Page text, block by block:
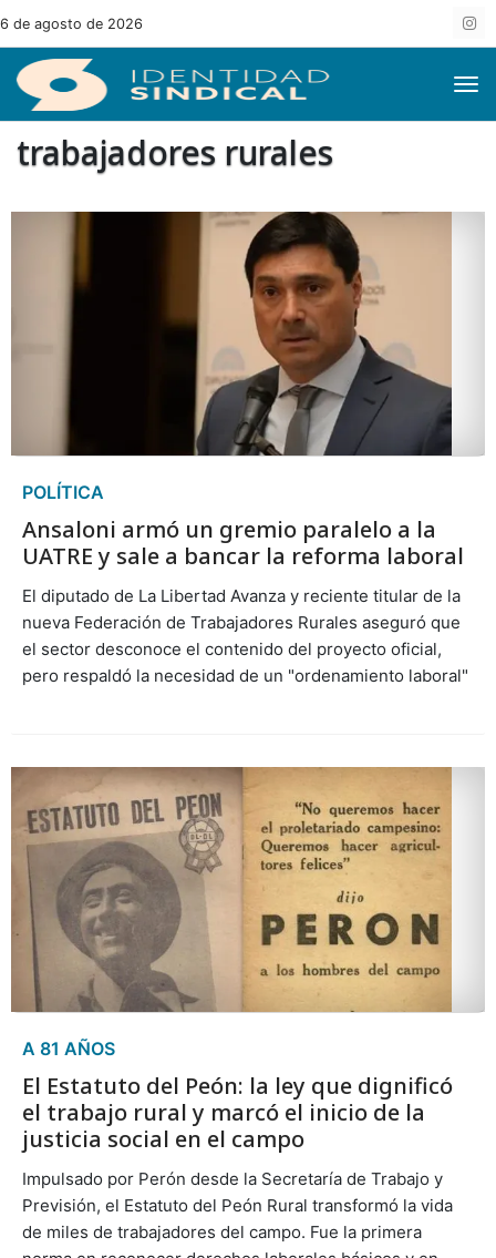
6 de agosto de 2026
trabajadores rurales
POLÍTICA
Ansaloni armó un gremio paralelo a la
UATRE y sale a bancar la reforma laboral
El diputado de La Libertad Avanza y reciente titular de la
nueva Federación de Trabajadores Rurales aseguró que
el sector desconoce el contenido del proyecto oficial,
pero respaldó la necesidad de un "ordenamiento laboral"
A 81 AÑOS
El Estatuto del Peón: la ley que dignificó
el trabajo rural y marcó el inicio de la
justicia social en el campo
Impulsado por Perón desde la Secretaría de Trabajo y
Previsión, el Estatuto del Peón Rural transformó la vida
de miles de trabajadores del campo. Fue la primera